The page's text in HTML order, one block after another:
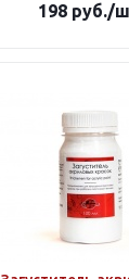
198 руб./